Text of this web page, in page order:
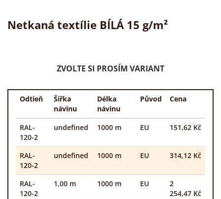
Netkaná textílie BÍLÁ 15 g/m²
ZVOLTE SI PROSÍM VARIANT
Odtieň
Šířka
návinu
Délka
návinu
Původ Cena
RAL-
120-2
undefined 1000 m EU 151,62 Kč
RAL-
120-2
undefined 1000 m EU 314,12 Kč
RAL-
120-2
1,00 m 1000 m EU
2
254,47 Kč